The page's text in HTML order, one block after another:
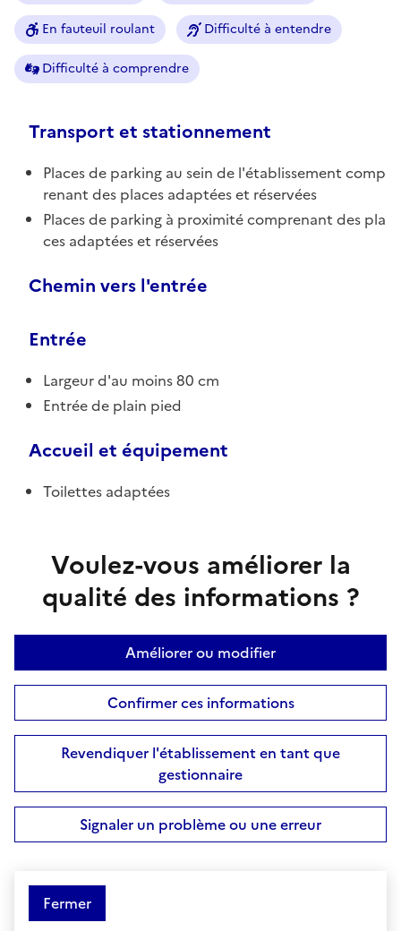
En fauteuil roulant Difficulté à entendre
Difficulté à comprendre
Transport et stationnement
Places de parking au sein de l'établissement comp
renant des places adaptées et réservées
Places de parking à proximité comprenant des pla
ces adaptées et réservées
Chemin vers l'entrée
Entrée
Largeur d'au moins 80 cm
Entrée de plain pied
Accueil et équipement
Toilettes adaptées
Voulez-vous améliorer la
qualité des informations ?
Améliorer ou modifier
Confirmer ces informations
Revendiquer l'établissement en tant que
gestionnaire
Signaler un problème ou une erreur
Fermer